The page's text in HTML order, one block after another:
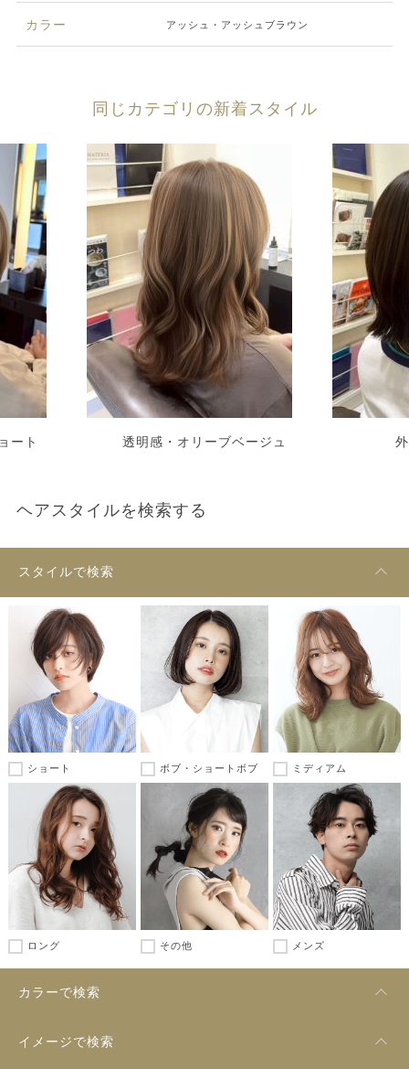
カラー アッシュ・アッシュブラウン
同じカテゴリの新着スタイル
ート 透明感・オリーブベージュ
ヘアスタイルを検索する
スタイルで検索
ショート ボブ・ショートボブ ミディアム
ロング その他 メンズ
カラーで検索
イメージで検索